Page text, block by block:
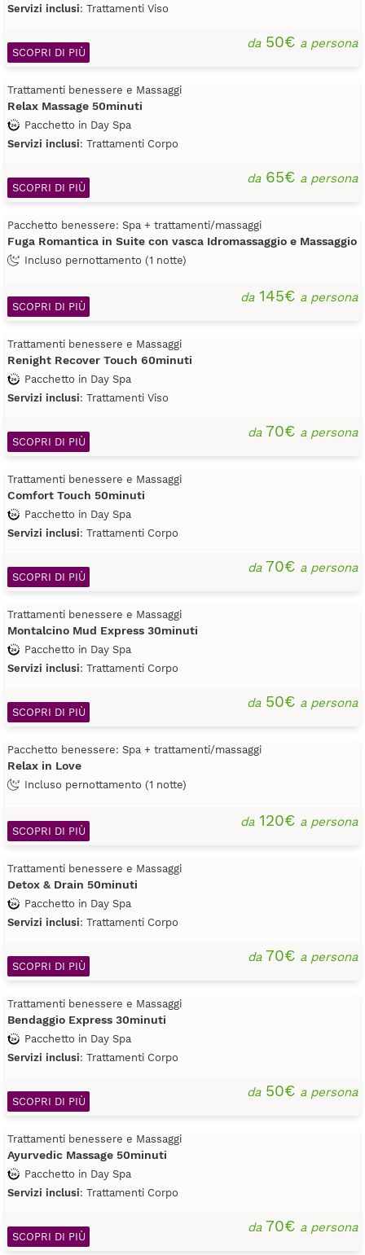
Servizi inclusi: Trattamenti Viso
da50€ a persona
SCOPRI DI PIÙ
Trattamenti benessere e Massaggi
Relax Massage 50minuti
Pacchetto in Day Spa
Servizi inclusi: Trattamenti Corpo
da65€ a persona
SCOPRI DI PIÙ
Pacchetto benessere: Spa + trattamenti/massaggi
Fuga Romantica in Suite con vasca Idromassaggio e Massaggio
Incluso pernottamento (1 notte)
da145€ a persona
SCOPRI DI PIÙ
Trattamenti benessere e Massaggi
Renight Recover Touch 60minuti
Pacchetto in Day Spa
Servizi inclusi: Trattamenti Viso
da70€ a persona
SCOPRI DI PIÙ
Trattamenti benessere e Massaggi
Comfort Touch 50minuti
Pacchetto in Day Spa
Servizi inclusi: Trattamenti Corpo
da70€ a persona
SCOPRI DI PIÙ
Trattamenti benessere e Massaggi
Montalcino Mud Express 30minuti
Pacchetto in Day Spa
Servizi inclusi: Trattamenti Corpo
da50€ a persona
SCOPRI DI PIÙ
Pacchetto benessere: Spa + trattamenti/massaggi
Relax in Love
Incluso pernottamento (1 notte)
da120€ a persona
SCOPRI DI PIÙ
Trattamenti benessere e Massaggi
Detox & Drain 50minuti
Pacchetto in Day Spa
Servizi inclusi: Trattamenti Corpo
da70€ a persona
SCOPRI DI PIÙ
Trattamenti benessere e Massaggi
Bendaggio Express 30minuti
Pacchetto in Day Spa
Servizi inclusi: Trattamenti Corpo
da50€ a persona
SCOPRI DI PIÙ
Trattamenti benessere e Massaggi
Ayurvedic Massage 50minuti
Pacchetto in Day Spa
Servizi inclusi: Trattamenti Corpo
da70€ a persona
SCOPRI DI PIÙ